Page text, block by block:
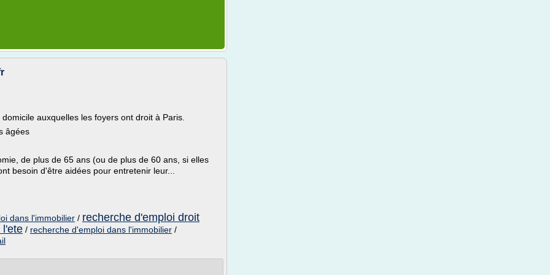
auxquelles les foyers ont droit à Paris.
âgées
de plus de 65 ans (ou de plus de 60 ans, si elles
besoin d'être aidées pour entretenir leur...
dans l'immobilier / recherche d'emploi droit
l'ete / recherche d'emploi dans l'immobilier /